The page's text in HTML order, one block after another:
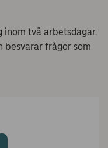
inom två arbetsdagar.
besvarar frågor som